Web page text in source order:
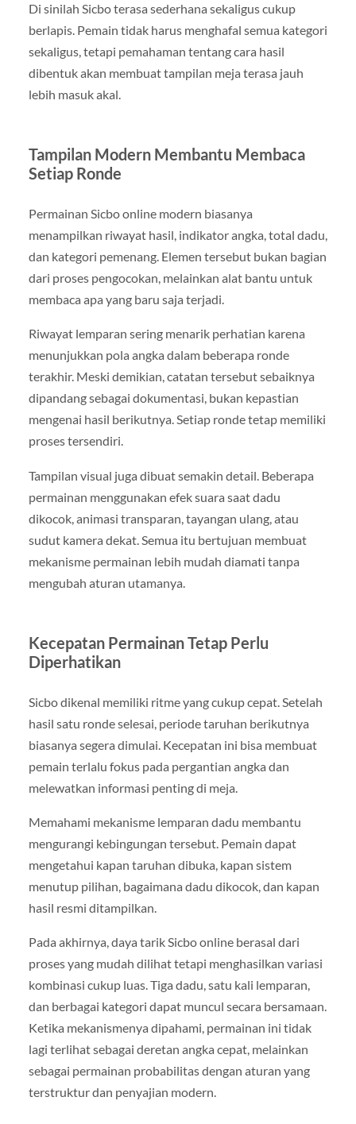
Di sinilah Sicbo terasa sederhana sekaligus cukup
berlapis. Pemain tidak harus menghafal semua kategori
sekaligus, tetapi pemahaman tentang cara hasil
dibentuk akan membuat tampilan meja terasa jauh
lebih masuk akal.
Tampilan Modern Membantu Membaca
Setiap Ronde
Permainan Sicbo online modern biasanya
menampilkan riwayat hasil, indikator angka, total dadu,
dan kategori pemenang. Elemen tersebut bukan bagian
dari proses pengocokan, melainkan alat bantu untuk
membaca apa yang baru saja terjadi.
Riwayat lemparan sering menarik perhatian karena
menunjukkan pola angka dalam beberapa ronde
terakhir. Meski demikian, catatan tersebut sebaiknya
dipandang sebagai dokumentasi, bukan kepastian
mengenai hasil berikutnya. Setiap ronde tetap memiliki
proses tersendiri.
Tampilan visual juga dibuat semakin detail. Beberapa
permainan menggunakan efek suara saat dadu
dikocok, animasi transparan, tayangan ulang, atau
sudut kamera dekat. Semua itu bertujuan membuat
mekanisme permainan lebih mudah diamati tanpa
mengubah aturan utamanya.
Kecepatan Permainan Tetap Perlu
Diperhatikan
Sicbo dikenal memiliki ritme yang cukup cepat. Setelah
hasil satu ronde selesai, periode taruhan berikutnya
biasanya segera dimulai. Kecepatan ini bisa membuat
pemain terlalu fokus pada pergantian angka dan
melewatkan informasi penting di meja.
Memahami mekanisme lemparan dadu membantu
mengurangi kebingungan tersebut. Pemain dapat
mengetahui kapan taruhan dibuka, kapan sistem
menutup pilihan, bagaimana dadu dikocok, dan kapan
hasil resmi ditampilkan.
Pada akhirnya, daya tarik Sicbo online berasal dari
proses yang mudah dilihat tetapi menghasilkan variasi
kombinasi cukup luas. Tiga dadu, satu kali lemparan,
dan berbagai kategori dapat muncul secara bersamaan.
Ketika mekanismenya dipahami, permainan ini tidak
lagi terlihat sebagai deretan angka cepat, melainkan
sebagai permainan probabilitas dengan aturan yang
terstruktur dan penyajian modern.